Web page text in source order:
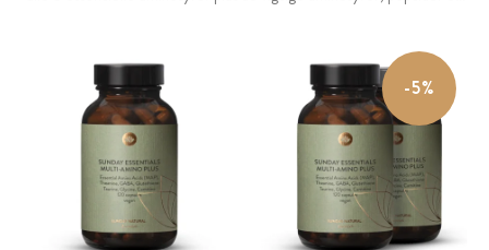
Komplexs leverer de otte centrale aminosyrer og peptider som et
supplement til en vegansk kost.
-5%